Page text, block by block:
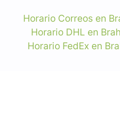
Horario Correos en
Horario DHL en
Horario FedEx en